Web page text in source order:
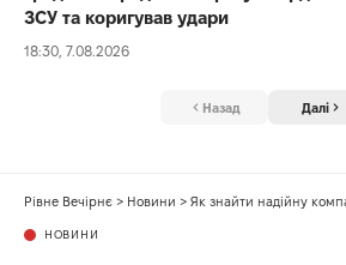
ЗСУ та коригував удари
18:30, 7.08.2026
Назад Далі
Рівне Вечірнє > Новини > Як знайти надійну компанію
НОВИНИ